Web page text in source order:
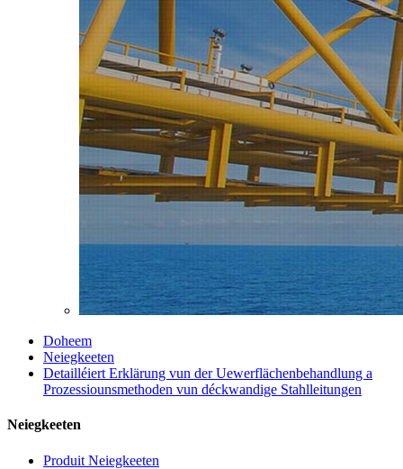
Doheem
Neiegkeeten
Detailléiert Erklärung vun der Uewerflächenbehandlung a
Prozessiounsmethoden vun déckwandige Stahlleitungen
Neiegkeeten
Produit Neiegkeeten